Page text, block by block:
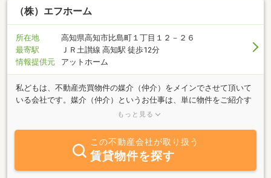
（株）エフホーム
所在地
高知県高知市比島町１丁目１２－２６
最寄駅
ＪＲ土讃線 高知駅 徒歩12分
情報提供元
アットホーム
私どもは、不動産売買物件の媒介（仲介）をメインでさせて頂いて
いる会社です。媒介（仲介）というお仕事は、単に物件をご紹介す
るだけの仕事では無く、売却や購入に関わらず、その物件のお引渡
お客様に合った情報提供やご提案、リフォームや住宅ローン等のお
世話などお引渡しまでのすべてをサポートさせて頂きます。お客様
の知りたい情報はもちろん、物件の良い事ばかりではなく、プロと
して調査して、欠点などのネガティブな情報が有りましたら、包み
もっと見る
この不動産会社が取り扱う
賃貸物件を探す